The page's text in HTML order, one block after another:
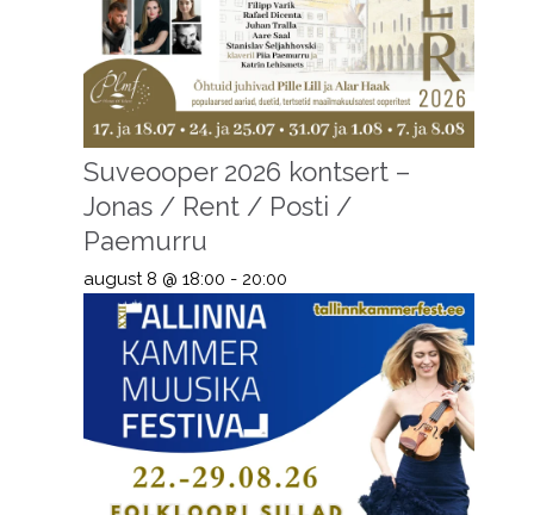
Suveooper 2026 kontsert –
Jonas / Rent / Posti /
Paemurru
august 8 @ 18:00 - 20:00